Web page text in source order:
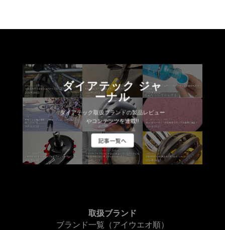
ダイアテック ジャ
ーナル
ダイアテック取扱ブランドの製品レビュー
やコンテンツを連載!!
記事一覧へ
取扱ブランド
ブランド一覧（アイウエオ順）